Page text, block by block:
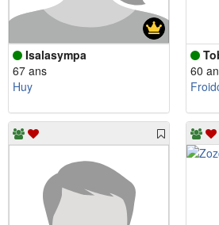
Isalasympa
67 ans
Huy
60